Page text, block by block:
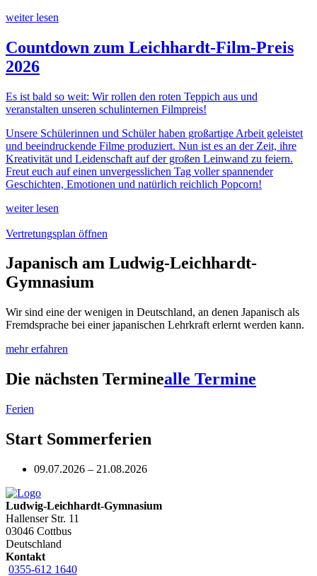
weiter lesen
Countdown zum Leichhardt-Film-Preis
2026
Es ist bald so weit: Wir rollen den roten Teppich aus und
veranstalten unseren schulinternen Filmpreis!
Unsere Schülerinnen und Schüler haben großartige Arbeit geleistet
und beeindruckende Filme produziert. Nun ist es an der Zeit, ihre
Kreativität und Leidenschaft auf der großen Leinwand zu feiern.
Freut euch auf einen unvergesslichen Tag voller spannender
Geschichten, Emotionen und natürlich reichlich Popcorn!
weiter lesen
Vertretungsplan öffnen
Japanisch am Ludwig-Leichhardt-
Gymnasium
Wir sind eine der wenigen in Deutschland, an denen Japanisch als
Fremdsprache bei einer japanischen Lehrkraft erlernt werden kann.
mehr erfahren
Die nächsten Terminealle Termine
Ferien
Start Sommerferien
09.07.2026 – 21.08.2026
Ludwig-Leichhardt-Gymnasium
Hallenser Str. 11
03046 Cottbus
Deutschland
Kontakt
0355-612 1640